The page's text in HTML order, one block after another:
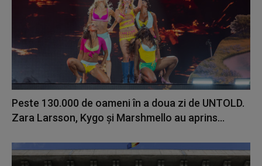
Peste 130.000 de oameni în a doua zi de UNTOLD.
Zara Larsson, Kygo și Marshmello au aprins...